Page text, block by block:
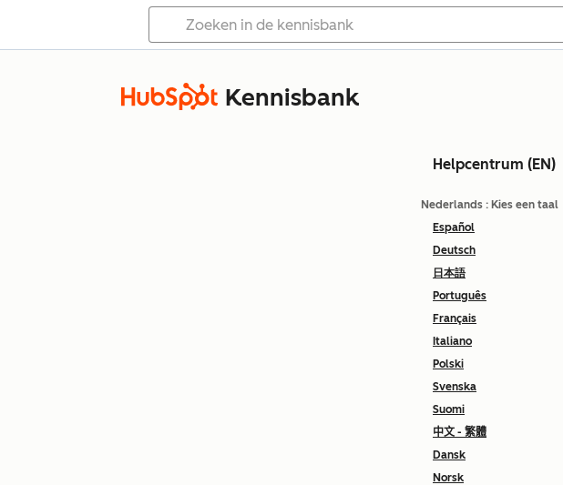
Kennisbank
Helpcentrum (EN)
Nederlands : Kies een taal
Español
Deutsch
日本語
Português
Français
Italiano
Polski
Svenska
Suomi
中文 - 繁體
Dansk
Norsk